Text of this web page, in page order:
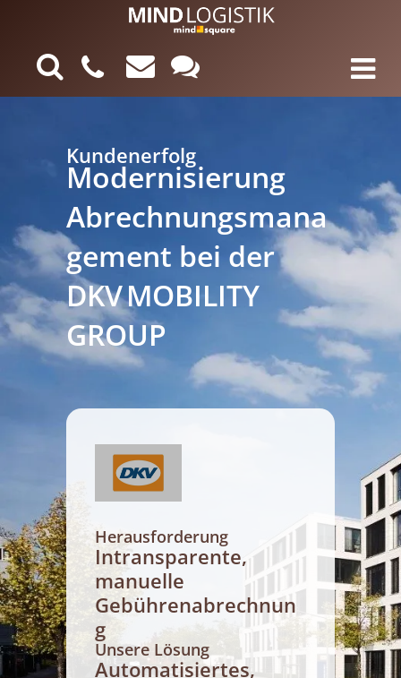
Kundenerfolg
Modernisierung
Abrechnungsmana
gement bei der
DKV MOBILITY
GROUP
Herausforderung
Intransparente,
manuelle
Gebührenabrechnun
g
Unsere Lösung
Automatisiertes,